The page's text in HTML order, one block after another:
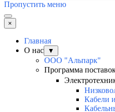
Пропустить меню
×
Главная
О нас
▼
ООО "Альпарк"
Программа
Кабели